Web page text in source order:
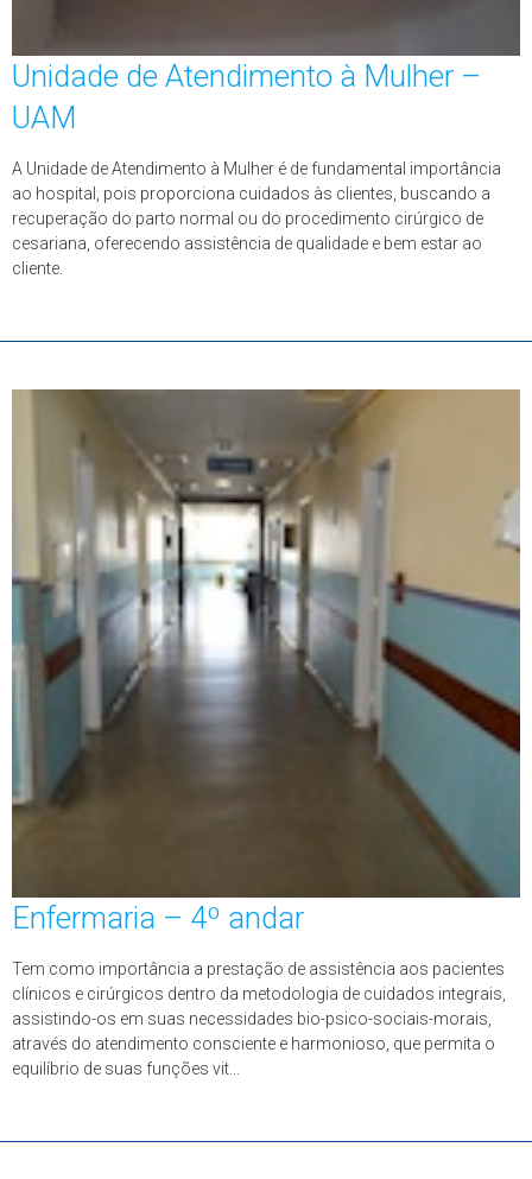
Unidade de Atendimento à Mulher –
UAM
A Unidade de Atendimento à Mulher é de fundamental importância
ao hospital, pois proporciona cuidados às clientes, buscando a
recuperação do parto normal ou do procedimento cirúrgico de
cesariana, oferecendo assistência de qualidade e bem estar ao
cliente.
Enfermaria – 4º andar
Tem como importância a prestação de assistência aos pacientes
clínicos e cirúrgicos dentro da metodologia de cuidados integrais,
assistindo-os em suas necessidades bio-psico-sociais-morais,
através do atendimento consciente e harmonioso, que permita o
equilíbrio de suas funções vit...